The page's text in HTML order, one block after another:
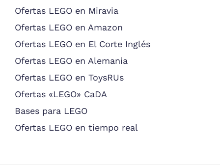
Ofertas LEGO en Miravia
Ofertas LEGO en Amazon
Ofertas LEGO en El Corte Inglés
Ofertas LEGO en Alemania
Ofertas LEGO en ToysRUs
Ofertas «LEGO» CaDA
Bases para LEGO
Ofertas LEGO en tiempo real